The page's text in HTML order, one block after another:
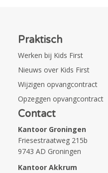
Praktisch
Werken bij Kids First
Nieuws over Kids First
Wijzigen opvangcontract
Opzeggen opvangcontract
Contact
Kantoor Groningen
Friesestraatweg 215b
9743 AD Groningen
Kantoor Akkrum